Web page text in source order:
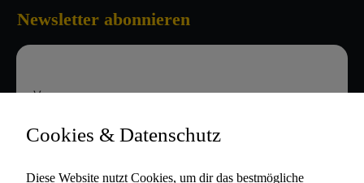
Newsletter abonnieren
Vorname
Cookies & Datenschutz
Diese Website nutzt Cookies, um dir das bestmögliche